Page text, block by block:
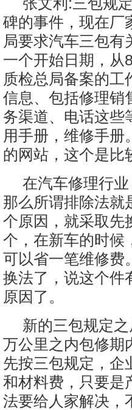
碑的事件，现在厂
局要求汽车三包有
一个开始日期，从
质检总局备案的工
信息、包括修理销
务渠道、电话这些
用手册，维修手册
的网站，这个是比
在汽车修理行
那么所谓排除法就
个原因，就采取先
个，在新车的时候
可以省一笔维修费
换法了，说这个件
原因了。
新的三包规定
万公里之内包修期
先按三包规定，企
和材料费，只要是
法要给人家解决，